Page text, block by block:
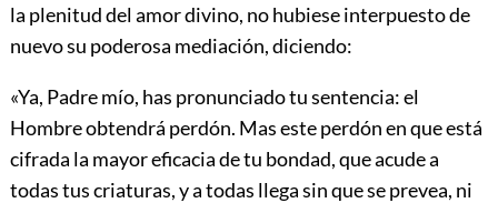
la plenitud del amor divino, no hubiese interpuesto de
nuevo su poderosa mediación, diciendo:
«Ya, Padre mío, has pronunciado tu sentencia: el
Hombre obtendrá perdón. Mas este perdón en que está
cifrada la mayor eficacia de tu bondad, que acude a
todas tus criaturas, y a todas llega sin que se prevea, ni